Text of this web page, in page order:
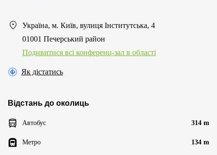
Україна, м. Київ, вулиця Інститутська, 4
01001 Печерський район
Подивитися всі конференц-зал в області
Як дістатись
Відстань до околиць
Автобус 314 m
Метро 134 m